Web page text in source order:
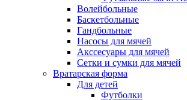
Волейбольные
Баскетбольные
Гандбольные
Насосы для мячей
Акссесуары для мячей
Сетки и сумки для мячей
Вратарская форма
Для детей
Футболки